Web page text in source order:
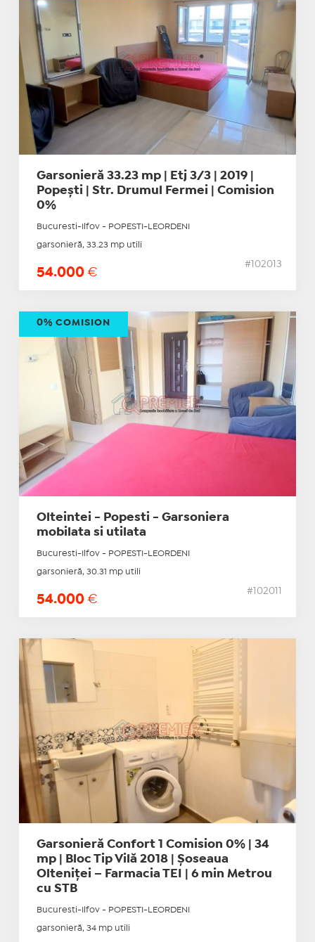
Garsonieră 33.23 mp | Etj 3/3 | 2019 |
Popești | Str. Drumul Fermei | Comision
0%
Bucuresti-Ilfov - POPESTI-LEORDENI
garsonieră, 33.23 mp utili
54.000 €
#102013
Olteintei - Popesti - Garsoniera
mobilata si utilata
Bucuresti-Ilfov - POPESTI-LEORDENI
garsonieră, 30.31 mp utili
54.000 €
#102011
0% COMISION
Garsonieră Confort 1 Comision 0% | 34
mp | Bloc Tip Vilă 2018 | Șoseaua
Olteniței – Farmacia TEI | 6 min Metrou
cu STB
Bucuresti-Ilfov - POPESTI-LEORDENI
garsonieră, 34 mp utili